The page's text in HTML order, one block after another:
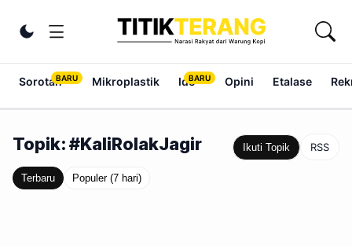
Ubah tema
Sorotan Mikroplastik Ide Opini Etalase
Topik: #KaliRolakJagir Ikuti Topik RSS
Terbaru Populer (7 hari)